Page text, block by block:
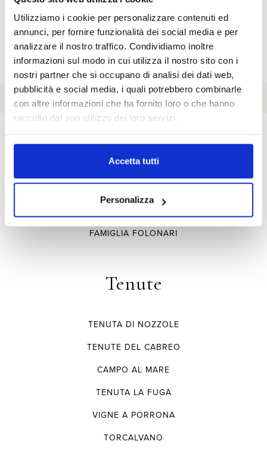
Utilizziamo i cookie per personalizzare contenuti ed
annunci, per fornire funzionalità dei social media e per
analizzare il nostro traffico. Condividiamo inoltre
informazioni sul modo in cui utilizza il nostro sito con i
nostri partner che si occupano di analisi dei dati web,
pubblicità e social media, i quali potrebbero combinarle
con altre informazioni che ha fornito loro o che hanno
raccolto dal suo utilizzo dei loro servizi.
Accetta tutti
Personalizza
Greve in Chianti e La Fuga a Montalcino.
SCOPRI LA NOSTRA OSPITALITÀ
Famiglia
FAMIGLIA FOLONARI
Tenute
TENUTA DI NOZZOLE
TENUTE DEL CABREO
CAMPO AL MARE
TENUTA LA FUGA
VIGNE A PORRONA
TORCALVANO